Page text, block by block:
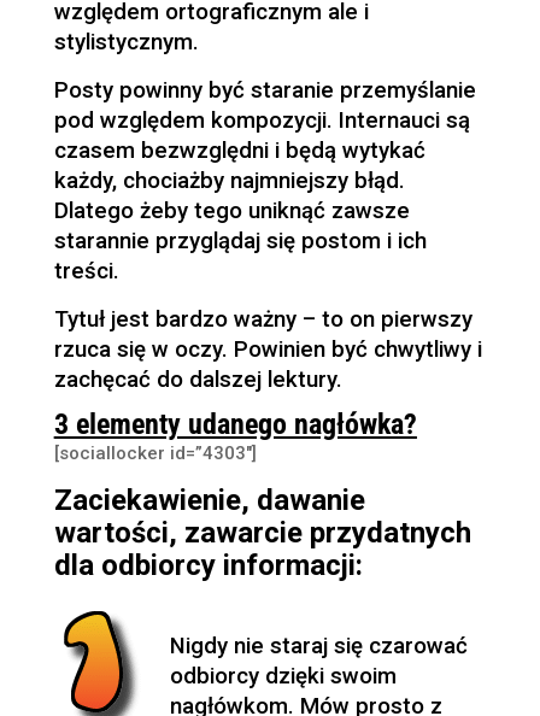
względem ortograficznym ale i
stylistycznym.
Posty powinny być staranie przemyślanie
pod względem kompozycji. Internauci są
czasem bezwzględni i będą wytykać
każdy, chociażby najmniejszy błąd.
Dlatego żeby tego uniknąć zawsze
starannie przyglądaj się postom i ich
treści.
Tytuł jest bardzo ważny – to on pierwszy
rzuca się w oczy. Powinien być chwytliwy i
zachęcać do dalszej lektury.
3 elementy udanego nagłówka?
[sociallocker id=”4303″]
Zaciekawienie, dawanie
wartości, zawarcie przydatnych
dla odbiorcy informacji:
Nigdy nie staraj się czarować
odbiorcy dzięki swoim
nagłówkom. Mów prosto z